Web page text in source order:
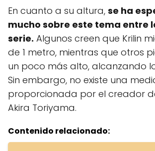
En cuanto a su altura, se ha
mucho sobre este tema entre
serie. Algunos creen que Krilin
de 1 metro, mientras que otros
un poco más alto, alcanzando
Sin embargo, no existe una
proporcionada por el creador
Akira Toriyama.
Contenido relacionado: